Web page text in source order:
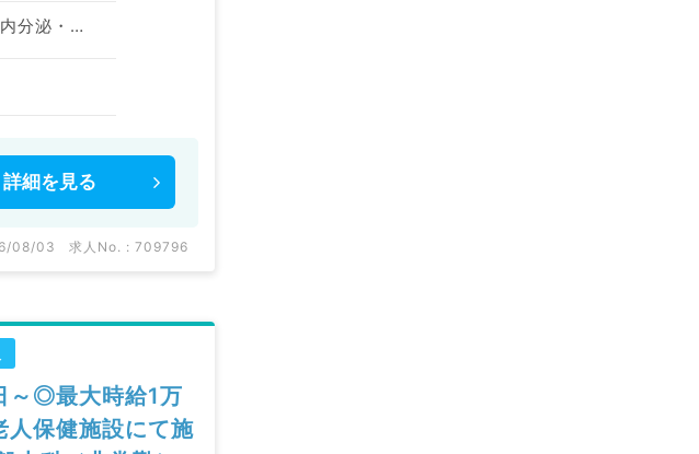
皮膚科、一般内科、循環器内科、呼吸器内科、消化器内科、内分泌・代謝内科、腎臓内科
詳細を 見る
08/03 求人No. : 709796
～◎最大時給1万
保健施設にて施